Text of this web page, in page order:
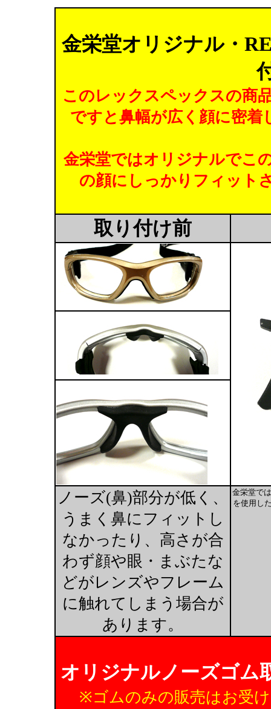
金栄堂オリジナル・
このレックスペックスの商
ですと鼻幅が広く顔に密
金栄堂ではオリジナルでこ
の顔にしっかりフィット
取り付け前
ノーズ(鼻)部分が低く、
うまく鼻にフィットし
なかったり、高さが合
わず顔や眼・まぶたな
どがレンズやフレーム
に触れてしまう場合が
あります。
金栄堂で
を使用し
オリジナルノーズゴム
※ゴムのみの販売はお受